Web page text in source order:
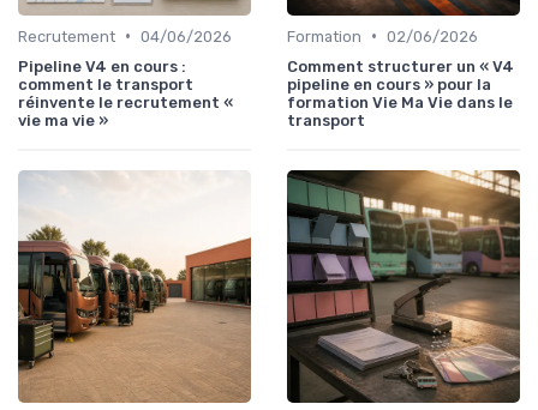
Recrutement • 04/06/2026
Pipeline V4 en cours :
comment le transport
réinvente le recrutement «
vie ma vie »
Formation • 02/06/2026
Comment structurer un « V4
pipeline en cours » pour la
formation Vie Ma Vie dans le
transport